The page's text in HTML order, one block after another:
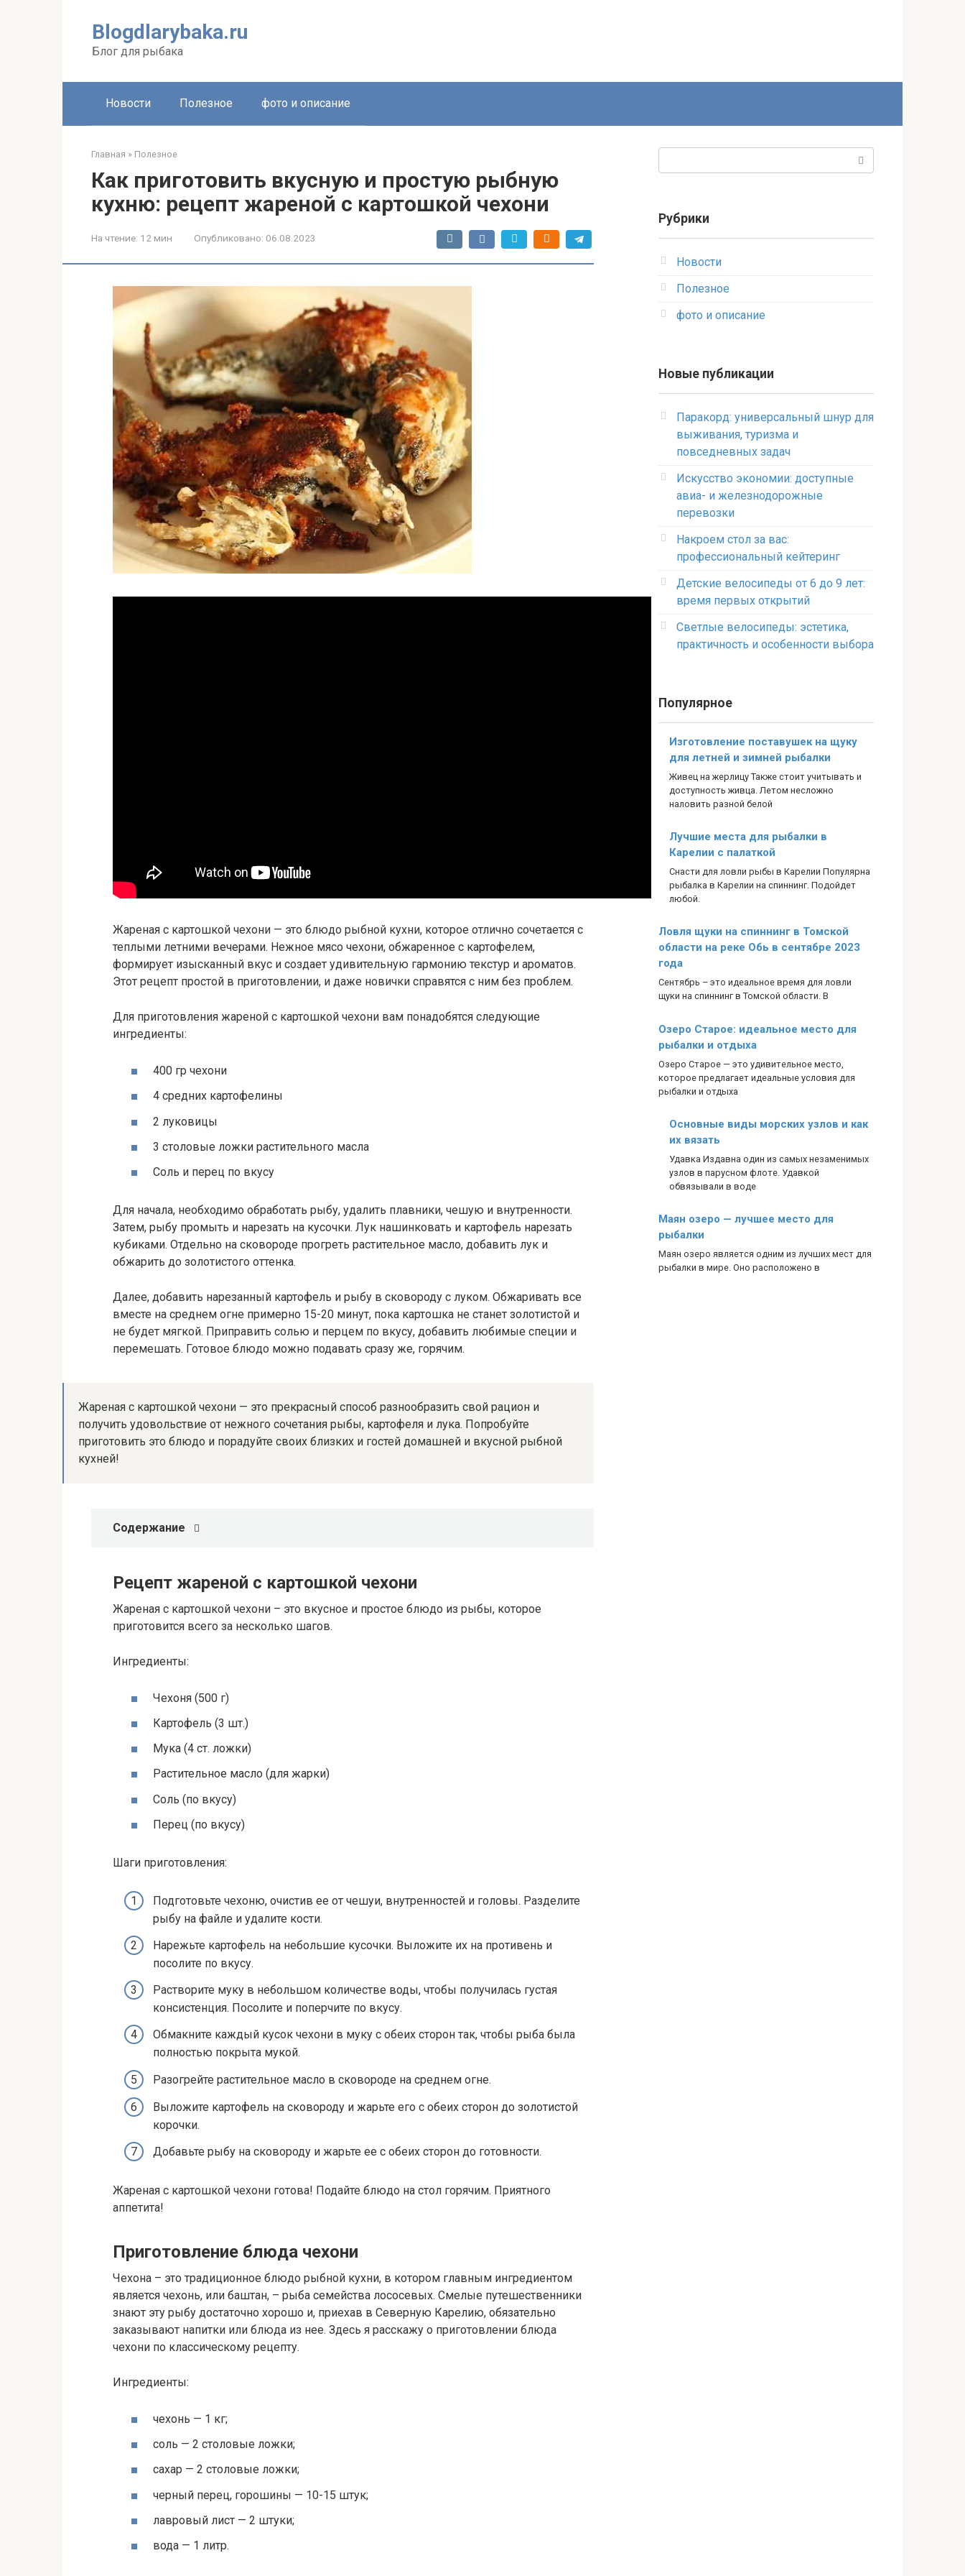
Blogdlarybaka.ru
Блог для рыбака
Новости Полезное фото и описание
Главная » Полезное
Как приготовить вкусную и простую рыбную
кухню: рецепт жареной с картошкой чехони
На чтение: 12 мин Опубликовано: 06.08.2023
Жареная с картошкой чехони — это блюдо рыбной кухни, которое отлично сочетается с
теплыми летними вечерами. Нежное мясо чехони, обжаренное с картофелем,
формирует изысканный вкус и создает удивительную гармонию текстур и ароматов.
Этот рецепт простой в приготовлении, и даже новички справятся с ним без проблем.
Для приготовления жареной с картошкой чехони вам понадобятся следующие
ингредиенты:
400 гр чехони
4 средних картофелины
2 луковицы
3 столовые ложки растительного масла
Соль и перец по вкусу
Для начала, необходимо обработать рыбу, удалить плавники, чешую и внутренности.
Затем, рыбу промыть и нарезать на кусочки. Лук нашинковать и картофель нарезать
кубиками. Отдельно на сковороде прогреть растительное масло, добавить лук и
обжарить до золотистого оттенка.
Далее, добавить нарезанный картофель и рыбу в сковороду с луком. Обжаривать все
вместе на среднем огне примерно 15-20 минут, пока картошка не станет золотистой и
не будет мягкой. Приправить солью и перцем по вкусу, добавить любимые специи и
перемешать. Готовое блюдо можно подавать сразу же, горячим.
Жареная с картошкой чехони — это прекрасный способ разнообразить свой рацион и
получить удовольствие от нежного сочетания рыбы, картофеля и лука. Попробуйте
приготовить это блюдо и порадуйте своих близких и гостей домашней и вкусной рыбной
кухней!
Содержание
Рецепт жареной с картошкой чехони
Жареная с картошкой чехони – это вкусное и простое блюдо из рыбы, которое
приготовится всего за несколько шагов.
Ингредиенты:
Чехоня (500 г)
Картофель (3 шт.)
Мука (4 ст. ложки)
Растительное масло (для жарки)
Соль (по вкусу)
Перец (по вкусу)
Шаги приготовления:
Подготовьте чехоню, очистив ее от чешуи, внутренностей и головы. Разделите
рыбу на файле и удалите кости.
Нарежьте картофель на небольшие кусочки. Выложите их на противень и
посолите по вкусу.
Растворите муку в небольшом количестве воды, чтобы получилась густая
консистенция. Посолите и поперчите по вкусу.
Обмакните каждый кусок чехони в муку с обеих сторон так, чтобы рыба была
полностью покрыта мукой.
Разогрейте растительное масло в сковороде на среднем огне.
Выложите картофель на сковороду и жарьте его с обеих сторон до золотистой
корочки.
Добавьте рыбу на сковороду и жарьте ее с обеих сторон до готовности.
Жареная с картошкой чехони готова! Подайте блюдо на стол горячим. Приятного
аппетита!
Приготовление блюда чехони
Чехона – это традиционное блюдо рыбной кухни, в котором главным ингредиентом
является чехонь, или баштан, – рыба семейства лососевых. Смелые путешественники
знают эту рыбу достаточно хорошо и, приехав в Северную Карелию, обязательно
заказывают напитки или блюда из нее. Здесь я раcскажу о приготовлении блюда
чехони по классическому рецепту.
Ингредиенты:
чехонь — 1 кг;
соль — 2 столовые ложки;
сахар — 2 столовые ложки;
черный перец, горошины — 10-15 штук;
лавровый лист — 2 штуки;
вода — 1 литр.
Рубрики
Новости
Полезное
фото и описание
Новые публикации
Паракорд: универсальный шнур для
выживания, туризма и
повседневных задач
Искусство экономии: доступные
авиа- и железнодорожные
перевозки
Накроем стол за вас:
профессиональный кейтеринг
Детские велосипеды от 6 до 9 лет:
время первых открытий
Светлые велосипеды: эстетика,
практичность и особенности выбора
Популярное
Изготовление поставушек на щуку
для летней и зимней рыбалки
Живец на жерлицу Также стоит учитывать и
доступность живца. Летом несложно
наловить разной белой
Лучшие места для рыбалки в
Карелии с палаткой
Снасти для ловли рыбы в Карелии Популярна
рыбалка в Карелии на спиннинг. Подойдет
любой.
Ловля щуки на спиннинг в Томской
области на реке Обь в сентябре 2023
года
Сентябрь – это идеальное время для ловли
щуки на спиннинг в Томской области. В
Озеро Старое: идеальное место для
рыбалки и отдыха
Озеро Старое — это удивительное место,
которое предлагает идеальные условия для
рыбалки и отдыха
Основные виды морских узлов и как
их вязать
Удавка Издавна один из самых незаменимых
узлов в парусном флоте. Удавкой
обвязывали в воде
Маян озеро — лучшее место для
рыбалки
Маян озеро является одним из лучших мест для
рыбалки в мире. Оно расположено в